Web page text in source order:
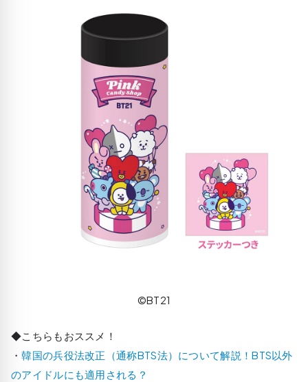
©BT21
◆こちらもおススメ！
・韓国の兵役法改正（通称BTS法）について解説！BTS以外
のアイドルにも適用される？